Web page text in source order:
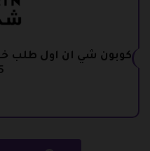
كوبون شي ان اول طلب